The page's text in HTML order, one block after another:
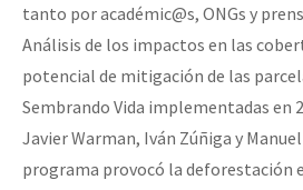
tanto por académic@s, ONGs y
Análisis de los impactos en las
potencial de mitigación de las
Sembrando Vida implementadas en
Javier Warman, Iván Zúñiga y
programa provocó la deforestación